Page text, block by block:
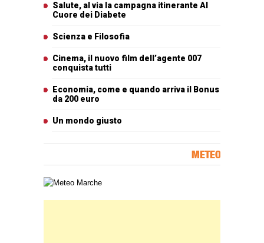
Salute, al via la campagna itinerante Al
Cuore dei Diabete
Scienza e Filosofia
Cinema, il nuovo film dell’agente 007
conquista tutti
Economia, come e quando arriva il Bonus
da 200 euro
Un mondo giusto
METEO
Carta meteorologica delle Marche